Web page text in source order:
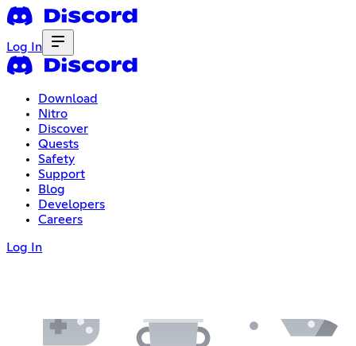
Log In
Download
Nitro
Discover
Quests
Safety
Support
Blog
Developers
Careers
Log In